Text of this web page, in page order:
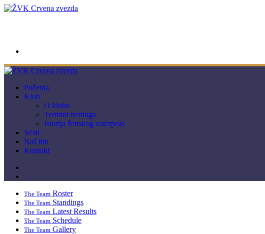
Početna
Klub
O klubu
Termini treninga
Istorija ženskog vaterpola
Vesti
Naš tim
Kontakt
The Team Roster
The Team Standings
The Team Latest Results
The Team Schedule
The Team Gallery